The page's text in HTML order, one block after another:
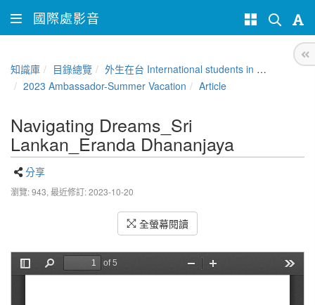
國際處影音
知識庫 目錄總覽
外生在台 International students in Taiwan
2023 Ambassador-Summer Vacation
Article
Navigating Dreams_Sri
Lankan_Eranda Dhananjaya
分享
瀏覽: 943, 最近修訂: 2023-10-20
全螢幕閱讀